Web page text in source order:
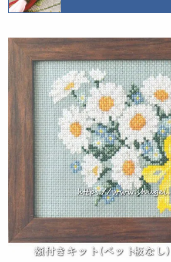
返品特約について
新規会員登録
会員規約について
特定商取引法について
個人情報取り扱いについて
閉じる